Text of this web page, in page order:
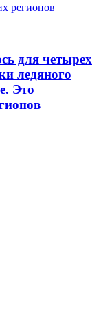
регионов
для четырех
ледяного
Это